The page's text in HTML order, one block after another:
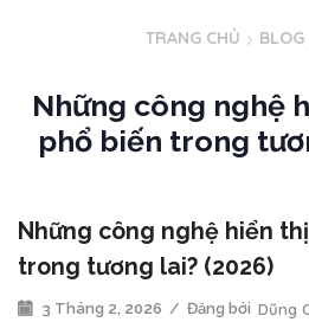
TRANG CHỦ BLOG
Những công nghệ
phổ biến trong
Những công nghệ hiển
trong tương lai? (2026)
3 Tháng 2, 2026 / Đăng bởi Dũng